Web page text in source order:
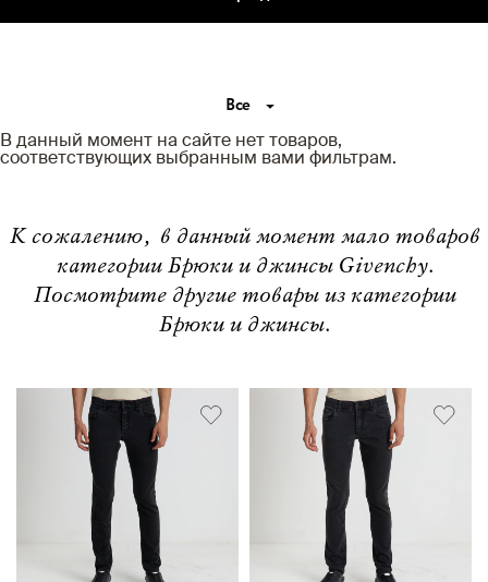
Все
В данный момент на сайте нет товаров,
соответствующих выбранным вами фильтрам.
К сожалению, в данный момент мало товаров
категории Брюки и джинсы Givenchy.
Посмотрите другие товары из категории
Брюки и джинсы.